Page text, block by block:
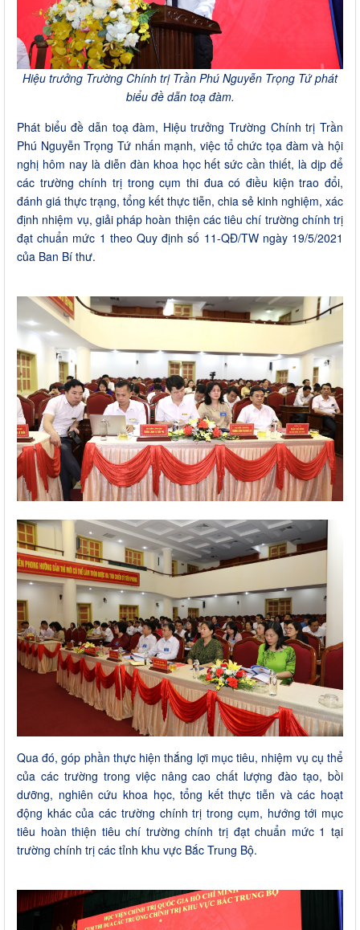
Hiệu trưởng Trường Chính trị Trần Phú Nguyễn Trọng Tứ phát
biểu đề dẫn toạ đàm.
Phát biểu đề dẫn toạ đàm, Hiệu trưởng Trường Chính trị Trần
Phú Nguyễn Trọng Tứ nhấn mạnh, việc tổ chức tọa đàm và hội
nghị hôm nay là diễn đàn khoa học hết sức cần thiết, là dịp để
các trường chính trị trong cụm thi đua có điều kiện trao đổi,
đánh giá thực trạng, tổng kết thực tiễn, chia sẻ kinh nghiệm, xác
định nhiệm vụ, giải pháp hoàn thiện các tiêu chí trường chính trị
đạt chuẩn mức 1 theo Quy định số 11-QĐ/TW ngày 19/5/2021
của Ban Bí thư.
Qua đó, góp phần thực hiện thắng lợi mục tiêu, nhiệm vụ cụ thể
của các trường trong việc nâng cao chất lượng đào tạo, bồi
dưỡng, nghiên cứu khoa học, tổng kết thực tiễn và các hoạt
động khác của các trường chính trị trong cụm, hướng tới mục
tiêu hoàn thiện tiêu chí trường chính trị đạt chuẩn mức 1 tại
trường chính trị các tỉnh khu vực Bắc Trung Bộ.